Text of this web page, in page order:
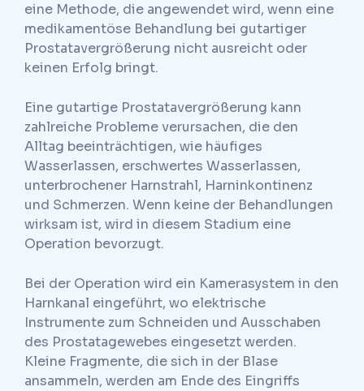
eine Methode, die angewendet wird, wenn eine
medikamentöse Behandlung bei gutartiger
Prostatavergrößerung nicht ausreicht oder
keinen Erfolg bringt.
Eine gutartige Prostatavergrößerung kann
zahlreiche Probleme verursachen, die den
Alltag beeinträchtigen, wie häufiges
Wasserlassen, erschwertes Wasserlassen,
unterbrochener Harnstrahl, Harninkontinenz
und Schmerzen. Wenn keine der Behandlungen
wirksam ist, wird in diesem Stadium eine
Operation bevorzugt.
Bei der Operation wird ein Kamerasystem in den
Harnkanal eingeführt, wo elektrische
Instrumente zum Schneiden und Ausschaben
des Prostatagewebes eingesetzt werden.
Kleine Fragmente, die sich in der Blase
ansammeln, werden am Ende des Eingriffs